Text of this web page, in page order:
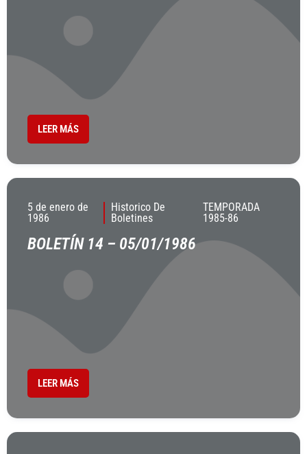
LEER MÁS
5 de enero de
1986
Historico De
Boletines
TEMPORADA
1985-86
BOLETÍN 14 – 05/01/1986
LEER MÁS